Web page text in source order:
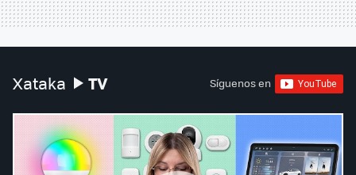
Xataka TV Síguenos en